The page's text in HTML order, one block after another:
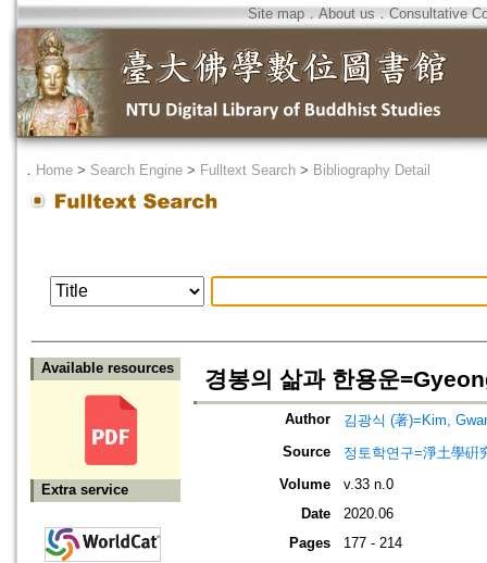
Site map．About us ． Consultative
． Home > Search Engine > Fulltext Search > Bibliography Detail
Available resources
Extra service
경봉의 삶과 한용운
Author
김광식 (著)=Kim,
Source
정토학연구=淨土學硏
Volume
v.33 n.0
Date
2020.06
Pages
177 - 214